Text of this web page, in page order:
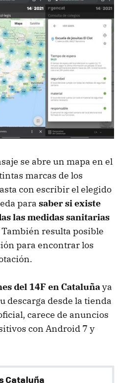
se abre un mapa en el
marcas de los
con escribir el elegido
para saber si existe
las medidas sanitarias
También resulta posible
para encontrar los
del 14F en Cataluñaya
descarga desde la tienda
carece de anuncios
con Android 7 y
Cataluña